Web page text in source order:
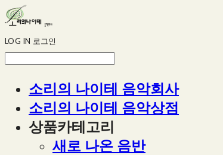
LOG IN 로그인
소리의 나이테 음악회사
소리의 나이테 음악상점
상품카테고리
새로 나온 음반